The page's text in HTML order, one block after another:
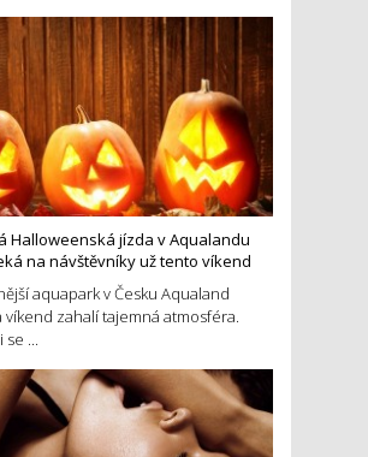
Halloweenská jízda v Aqualandu
na návštěvníky už tento víkend
aquapark v Česku Aqualand
víkend zahalí tajemná atmosféra.
se ...